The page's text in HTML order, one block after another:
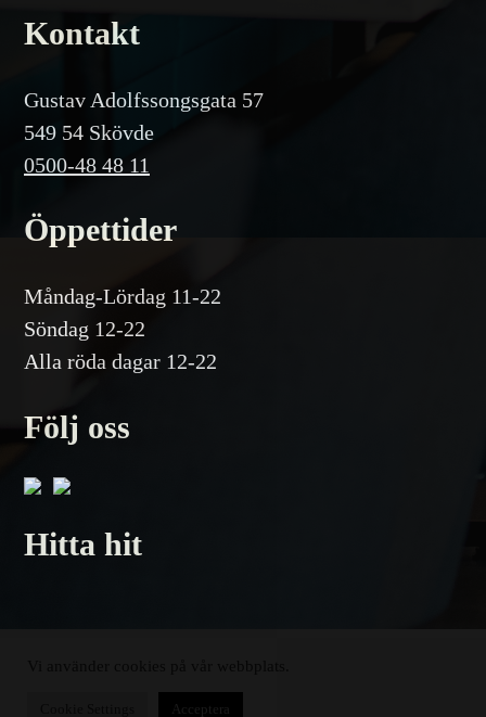
Kontakt
Gustav Adolfssongsgata 57
549 54 Skövde
0500-48 48 11
Öppettider
Måndag-Lördag 11-22
Söndag 12-22
Alla röda dagar 12-22
Följ oss
Hitta hit
Acceptera